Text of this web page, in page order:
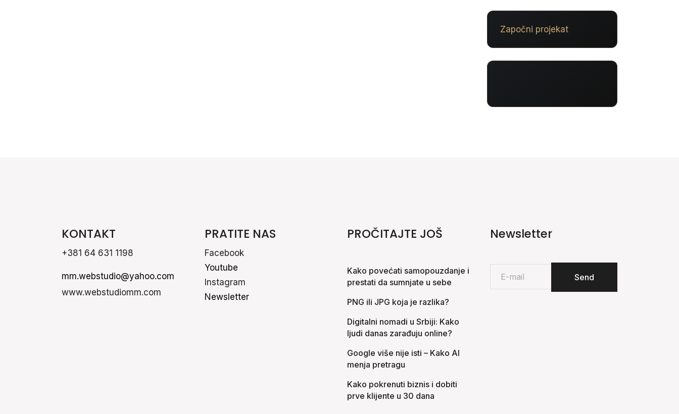
Započni projekat
KONTAKT
+381 64 631 1198
mm.webstudio@yahoo.com
www.webstudiomm.com
PRATITE NAS
Facebook
Youtube
Instagram
Newsletter
PROČITAJTE JOŠ
Kako povećati samopouzdanje i
prestati da sumnjate u sebe
PNG ili JPG koja je razlika?
Digitalni nomadi u Srbiji: Kako
ljudi danas zarađuju online?
Google više nije isti – Kako AI
menja pretragu
Kako pokrenuti biznis i dobiti
prve klijente u 30 dana
Newsletter